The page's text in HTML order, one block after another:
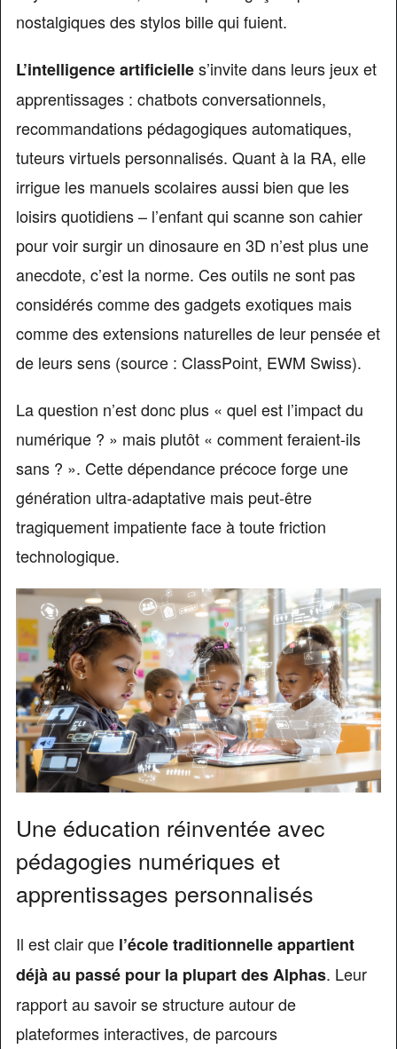
nostalgiques des stylos bille qui fuient.
L’intelligence artificielles’invite dans leurs jeux et
apprentissages : chatbots conversationnels,
recommandations pédagogiques automatiques,
tuteurs virtuels personnalisés. Quant à la RA, elle
irrigue les manuels scolaires aussi bien que les
loisirs quotidiens – l’enfant qui scanne son cahier
pour voir surgir un dinosaure en 3D n’est plus une
anecdote, c’est la norme. Ces outils ne sont pas
considérés comme des gadgets exotiques mais
comme des extensions naturelles de leur pensée et
de leurs sens (source : ClassPoint, EWM Swiss).
La question n’est donc plus « quel est l’impact du
numérique ? » mais plutôt « comment feraient-ils
sans ? ». Cette dépendance précoce forge une
génération ultra-adaptative mais peut-être
tragiquement impatiente face à toute friction
technologique.
Une éducation réinventée avec
pédagogies numériques et
apprentissages personnalisés
Il est clair que l’école traditionnelle appartient
déjà au passé pour la plupart des Alphas. Leur
rapport au savoir se structure autour de
plateformes interactives, de parcours